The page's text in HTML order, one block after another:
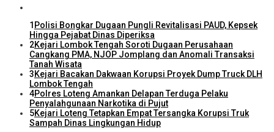
1 Polisi Bongkar Dugaan Pungli Revitalisasi PAUD, Kepsek
Hingga Pejabat Dinas Diperiksa
2Kejari Lombok Tengah Soroti Dugaan Perusahaan
Cangkang PMA, NJOP Jomplang dan Anomali Transaksi
Tanah Wisata
3Kejari Bacakan Dakwaan Korupsi Proyek Dump Truck DLH
Lombok Tengah
4Polres Loteng Amankan Delapan Terduga Pelaku
Penyalahgunaan Narkotika di Pujut
5Kejari Loteng Tetapkan Empat Tersangka Korupsi Truk
Sampah Dinas Lingkungan Hidup